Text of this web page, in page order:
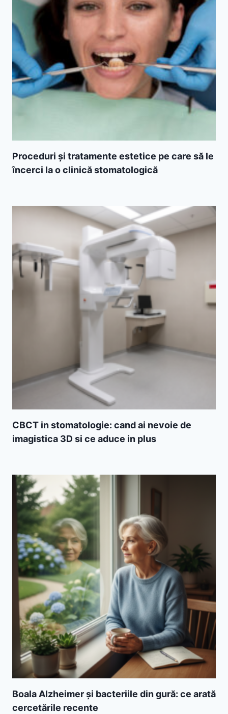
Proceduri și tratamente estetice pe care să le
încerci la o clinică stomatologică
CBCT in stomatologie: cand ai nevoie de
imagistica 3D si ce aduce in plus
Boala Alzheimer și bacteriile din gură: ce arată
cercetările recente